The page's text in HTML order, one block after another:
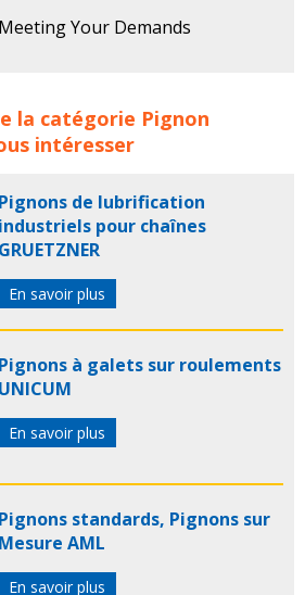
Your Demands
concerne les familles de produits :
pignon chaine
pignon conique
pignons acier
la catégorie Pignon
intéresser
Pignons de lubrification
industriels pour chaînes
GRUETZNER
En savoir plus
Pignons à galets sur roulements
UNICUM
En savoir plus
Pignons standards, Pignons sur
Mesure AML
En savoir plus